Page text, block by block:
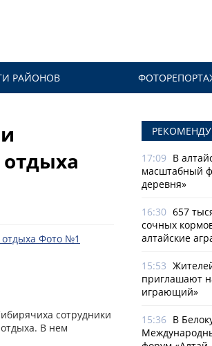
РАЙОНОВ
сотрудники
В нем
17:09 В
масштабный
деревня»
16:30 657
сочных
алтайские
15:53
приглашают
играющий»
15:36 В